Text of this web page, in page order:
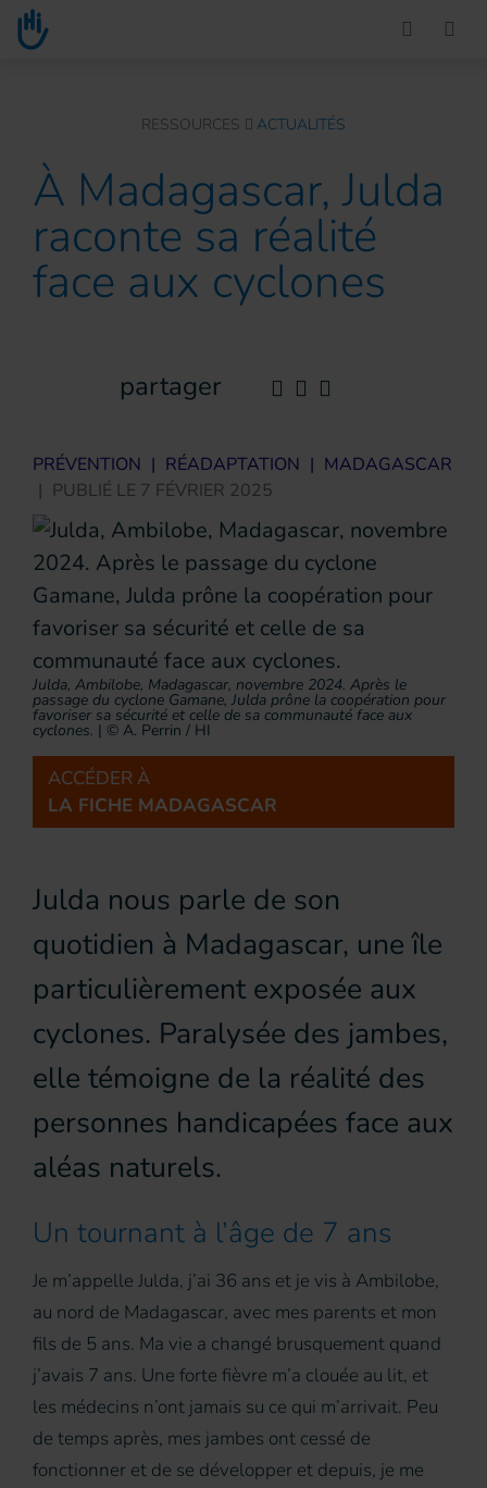
Go to main content
You are here :RESSOURCES ACTUALITÉS
À Madagascar, Julda
raconte sa réalité
face aux cyclones
partager
PRÉVENTION | RÉADAPTATION | MADAGASCAR
| PUBLIÉ LE 7 FÉVRIER 2025
Julda, Ambilobe, Madagascar, novembre 2024. Après le
passage du cyclone Gamane, Julda prône la coopération pour
favoriser sa sécurité et celle de sa communauté face aux
cyclones. | © A. Perrin / HI
ACCÉDER À
LA FICHE MADAGASCAR
Julda nous parle de son
quotidien à Madagascar, une île
particulièrement exposée aux
cyclones. Paralysée des jambes,
elle témoigne de la réalité des
personnes handicapées face aux
aléas naturels.
Un tournant à l’âge de 7 ans
Je m’appelle Julda, j’ai 36 ans et je vis à Ambilobe,
au nord de Madagascar, avec mes parents et mon
fils de 5 ans. Ma vie a changé brusquement quand
j’avais 7 ans. Une forte fièvre m’a clouée au lit, et
les médecins n’ont jamais su ce qui m’arrivait. Peu
de temps après, mes jambes ont cessé de
fonctionner et de se développer et depuis, je me